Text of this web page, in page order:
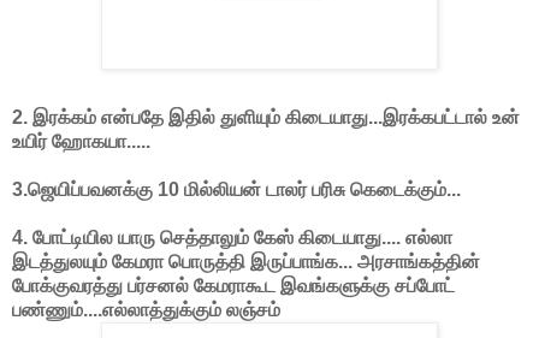
2. இரக்கம் என்பதே இதில் துளியும் கிடையாது...இரக்கபட்டால் உன்
உயிர் ஹோகயா.....
3.ஜெயிப்பவனக்கு 10 மில்லியன் டாலர் பரிசு கெடைக்கும்...
4. போட்டியில யாரு செத்தாலும் கேஸ் கிடையாது.... எல்லா
இடத்துலயும் கேமரா பொருத்தி இருப்பாங்க... அரசாங்கத்தின்
போக்குவரத்து பர்சனல் கேமராகூட இவங்களுக்கு சப்போட்
பண்ணும்....எல்லாத்துக்கும் லஞ்சம்